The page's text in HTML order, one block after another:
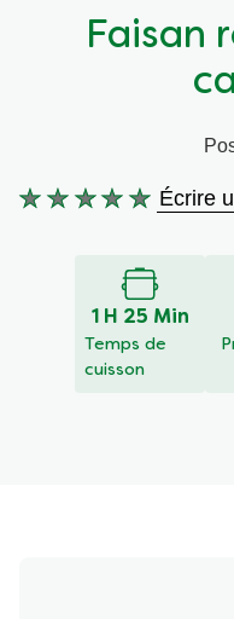
Végétarien
Wraps aux légumes
Aides culinaires
Prêt à l'emploi
Faisan
Aucune
Écrire
1 H 25 Min
Temps de
cuisson